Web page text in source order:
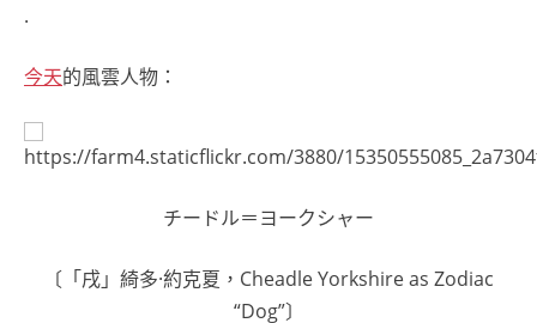
.
今天的風雲人物：
チードル＝ヨークシャー
〔「戌」綺多·約克夏，Cheadle Yorkshire as Zodiac
“Dog”〕